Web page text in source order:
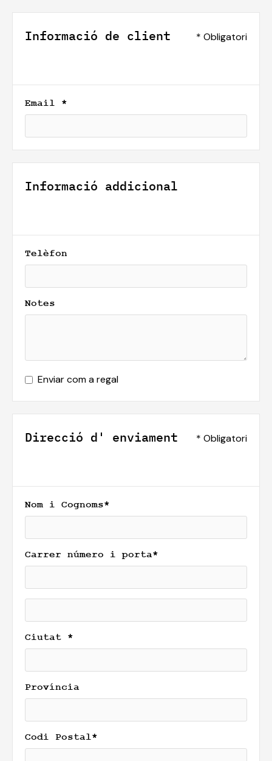
Informació de client * Obligatori
Email *
Informació addicional
Telèfon
Notes
Enviar com a regal
Direcció d' enviament * Obligatori
Nom i Cognoms*
Carrer número i porta*
Ciutat *
Província
Codi Postal*